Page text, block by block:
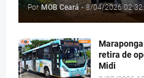
Por MOB Ceará - 8/04/2026
retira de
Midi